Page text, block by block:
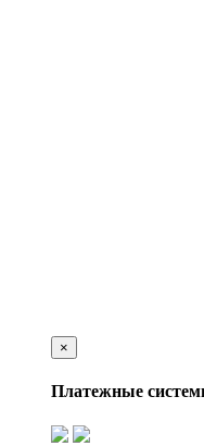
×
Платежные